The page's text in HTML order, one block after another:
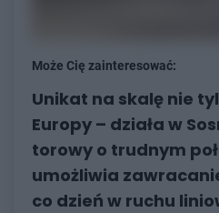
Może Cię zainteresować:
Unikat na skalę nie
Europy – działa w
torowy o trudnym
umożliwia
co dzień w ruchu